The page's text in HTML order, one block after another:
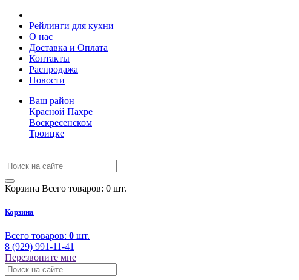
Рейлинги для кухни
О нас
Доставка и Оплата
Контакты
Распродажа
Новости
Ваш район
Красной Пахре
Воскресенском
Троицке
Корзина Всего товаров: 0 шт.
Корзина
Всего товаров: 0 шт.
8 (929) 991-11-41
Перезвоните мне